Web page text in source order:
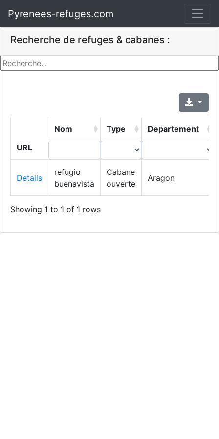
Pyrenees-refuges.com
Recherche de refuges & cabanes :
URL
Nom Type Departement
Details
refugio
buenavista
Cabane
ouverte
Aragon
Showing 1 to 1 of 1 rows